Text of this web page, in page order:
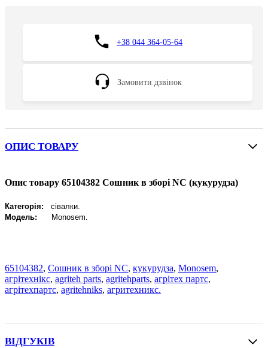
+38 044 364-05-64
Замовити дзвінок
ОПИС ТОВАРУ
Опис товару 65104382 Сошник в зборі NC (кукурудза)
Категорія: сівалки.
Модель:
Monosem.
65104382, Сошник в зборі NC, кукурудза, Monosem,
агрітехнікс, agriteh parts, agritehparts, агрітех партс,
агрітехпартс, agritehniks, агритехникс.
ВІДГУКІВ